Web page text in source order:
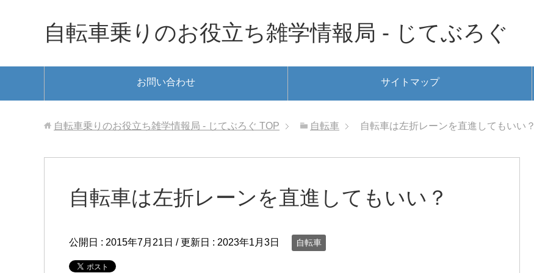
自転車乗りのお役立ち雑学情報局 - じてぶろぐ
お問い合わせ サイトマップ
自転車乗りのお役立ち雑学情報局 - じてぶろぐ TOP 自転車 自転車は左折レーンを直進してもいい？
自転車は左折レーンを直進してもいい？
公開日 : 2015年7月21日 / 更新日 : 2023年1月3日 自転車